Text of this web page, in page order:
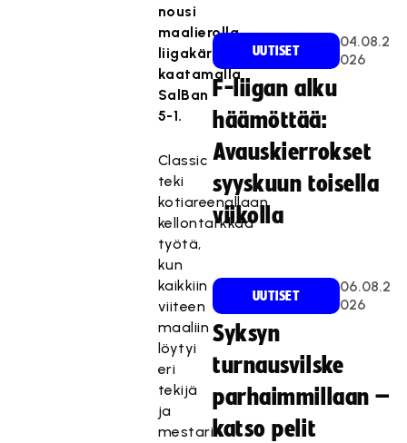
nousi
maalierolla
liigakärkeen
kaatamalla
SalBan
5-1.
Classic
teki
kotiareenallaan
kellontarkkaa
työtä,
kun
kaikkiin
viiteen
maaliin
löytyi
eri
tekijä
ja
mestarit
UUTISET
04.08.2
026
F-liigan alku
häämöttää:
Avauskierrokset
syyskuun toisella
viikolla
UUTISET
06.08.2
026
Syksyn
turnausvilske
parhaimmillaan –
katso pelit